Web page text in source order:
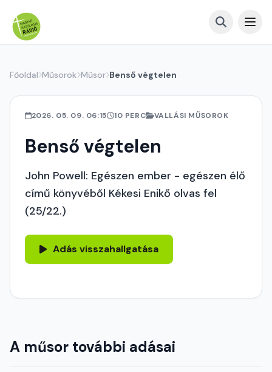
Főoldal Műsorok Műsor Benső végtelen
2026. 05. 09. 06:15 10 PERC VALLÁSI MŰSOROK
Benső végtelen
John Powell: Egészen ember - egészen élő
című könyvéből Kékesi Enikő olvas fel
(25/22.)
Adás visszahallgatása
A műsor további adásai